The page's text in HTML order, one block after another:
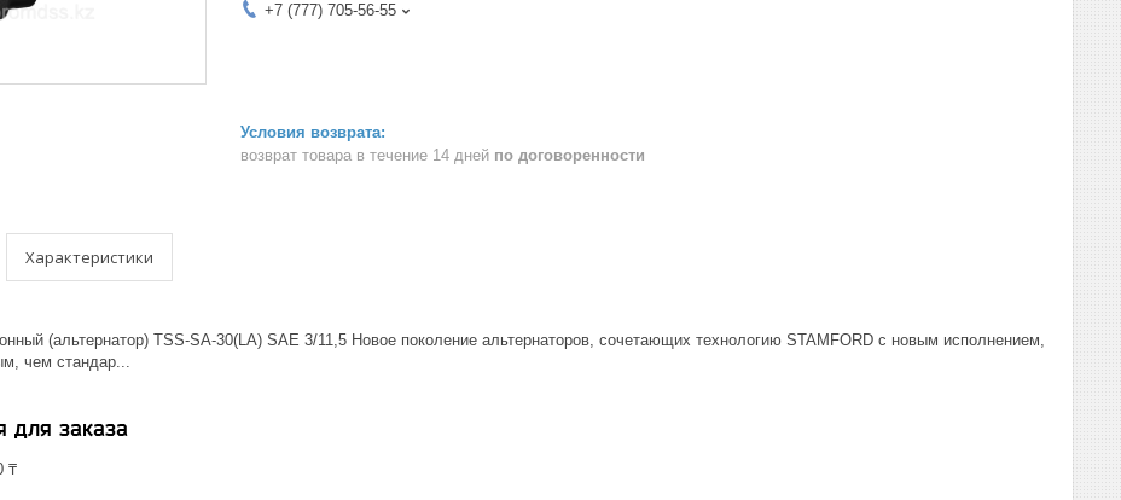
+7 (777) 705-56-55
возврат товара в течение 14 дней по договоренности
Характеристики
(альтернатор) TSS-SA-30(LA) SAE 3/11,5 Новое поколение альтернаторов, сочетающих технологию STAMFORD с новым исполнением,
чем стандар...
для заказа
₸